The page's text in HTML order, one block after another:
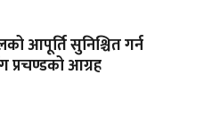
आपूर्ति सुनिश्चित गर्न
प्रचण्डको आग्रह